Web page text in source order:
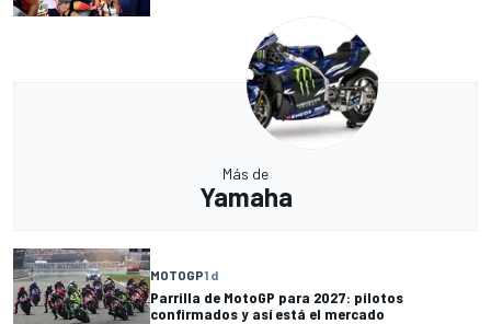
Más de
Yamaha
MOTOGP1 d
Parrilla de MotoGP para 2027: pilotos
confirmados y así está el mercado